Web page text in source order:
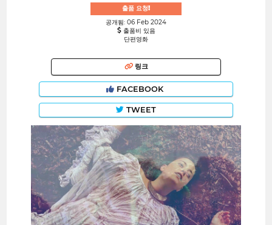
출품 요청!
공개됨: 06 Feb 2024
출품비 있음
단편영화
링크
FACEBOOK
TWEET